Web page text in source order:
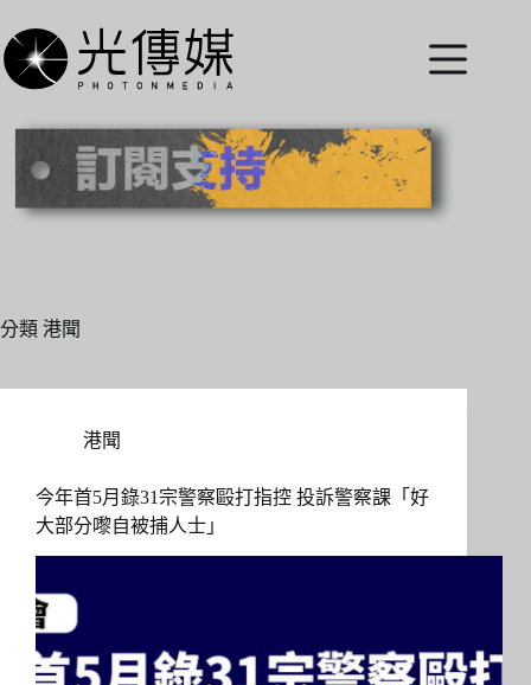
至
主
內
分類 港聞
港聞
今年首5月錄31宗警察毆打指控 投訴警察課「好
大部分嚟自被捕人士」